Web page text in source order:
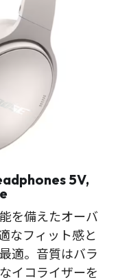
5V,
を備えたオーバ
なフィット感と
適。音質はバラ
イコライザーを